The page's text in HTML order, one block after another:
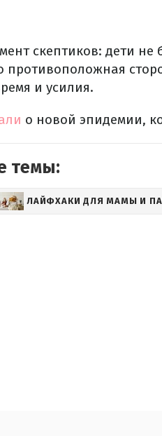
скептиков: дети не
противоположная
и усилия.
о новой эпидемии,
темы:
ЛАЙФХАКИ ДЛЯ МАМЫ И